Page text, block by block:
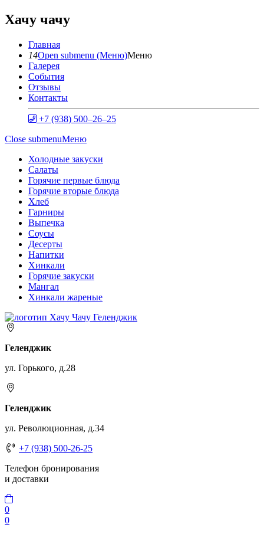
Хачу чачу
Главная
14Open submenu (Меню)Меню
Галерея
События
Отзывы
Контакты
+7 (938) 500‒26‒25
Close submenuМеню
Холодные закуски
Салаты
Горячие первые блюда
Горячие вторые блюда
Хлеб
Гарниры
Выпечка
Соусы
Десерты
Напитки
Хинкали
Горячие закуски
Мангал
Хинкали жареные
Геленджик
ул. Горького, д.28
Геленджик
ул. Революционная, д.34
+7 (938) 500-26-25
Телефон бронирования
и доставки
0
0